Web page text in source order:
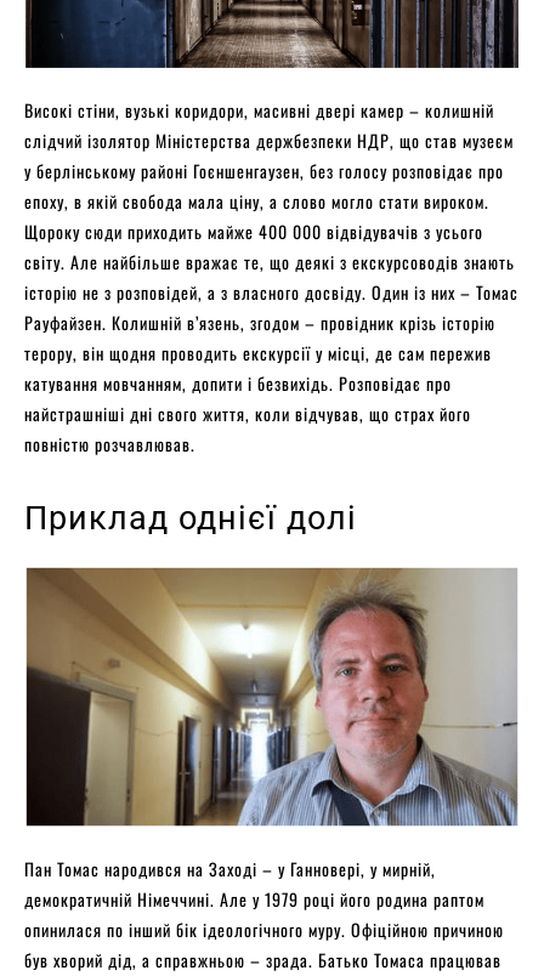
Високі стіни, вузькі коридори, масивні двері камер – колишній
слідчий ізолятор Міністерства держбезпеки НДР, що став музеєм
у берлінському районі Гоєншенгаузен, без голосу розповідає про
епоху, в якій свобода мала ціну, а слово могло стати вироком.
Щороку сюди приходить майже 400 000 відвідувачів з усього
світу. Але найбільше вражає те, що деякі з екскурсоводів знають
історію не з розповідей, а з власного досвіду. Один із них – Томас
Рауфайзен. Колишній в’язень, згодом – провідник крізь історію
терору, він щодня проводить екскурсії у місці, де сам пережив
катування мовчанням, допити і безвихідь. Розповідає про
найстрашніші дні свого життя, коли відчував, що страх його
повністю розчавлював.
Приклад однієї долі
Пан Томас народився на Заході – у Ганновері, у мирній,
демократичній Німеччині. Але у 1979 році його родина раптом
опинилася по інший бік ідеологічного муру. Офіційною причиною
був хворий дід, а справжньою – зрада. Батько Томаса працював